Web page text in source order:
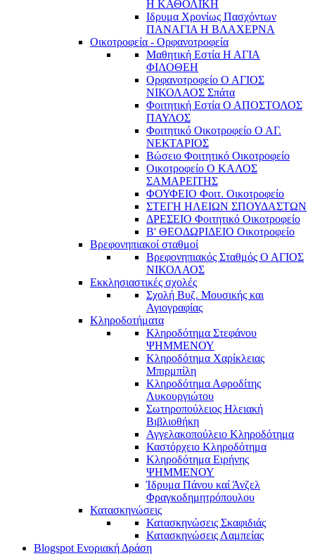
Η ΚΑΘΟΛΙΚΗ
Ιδρυμα Χρονίως Πασχόντων
ΠΑΝΑΓΙΑ Η ΒΛΑΧΕΡΝΑ
Οικοτροφεία - Ορφανοτροφεία
Μαθητική Εστία Η ΑΓΙΑ
ΦΙΛΟΘΕΗ
Ορφανοτροφείο Ο ΑΓΙΟΣ
ΝΙΚΟΛΑΟΣ Σπάτα
Φοιτητική Εστία Ο ΑΠΟΣΤΟΛΟΣ
ΠΑΥΛΟΣ
Φοιτητικό Οικοτροφείο Ο ΑΓ.
ΝΕΚΤΑΡΙΟΣ
Βώσειο Φοιτητικό Οικοτροφείο
Οικοτροφείο Ο ΚΑΛΟΣ
ΣΑΜΑΡΕΙΤΗΣ
ΦΟΥΦΕΙΟ Φοιτ. Οικοτροφείο
ΣΤΕΓΗ ΗΛΕΙΩΝ ΣΠΟΥΔΑΣΤΩΝ
ΔΡΕΣΕΙΟ Φοιτητικό Οικοτροφείο
Β' ΘΕΟΔΩΡΙΔΕΙΟ Οικοτροφείο
Βρεφονηπιακοί σταθμοί
Βρεφονηπιακός Σταθμός Ο ΑΓΙΟΣ
ΝΙΚΟΛΑΟΣ
Εκκλησιαστικές σχολές
Σχολή Βυζ. Μουσικής και
Αγιογραφίας
Κληροδοτήματα
Κληροδότημα Στεφάνου
ΨΗΜΜΕΝΟΥ
Κληροδότημα Χαρίκλειας
Μπιρμπίλη
Κληροδότημα Αφροδίτης
Λυκουργιώτου
Σωτηροπούλειος Ηλειακή
Βιβλιοθήκη
Αγγελακοπούλειο Κληροδότημα
Καστόρχειο Κληροδότημα
Κληροδότημα Ειρήνης
ΨΗΜΜΕΝΟΥ
Ίδρυμα Πάνου καί Άνζελ
Φραγκοδημητρόπουλου
Κατασκηνώσεις
Κατασκηνώσεις Σκαφιδιάς
Κατασκηνώσεις Λαμπείας
Blogspot Ενοριακή Δράση